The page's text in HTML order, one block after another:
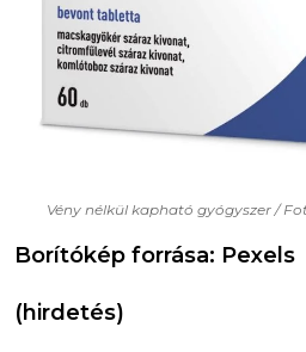
Vény nélkül kapható gyógyszer /
Borítókép forrása: Pexels
(hirdetés)